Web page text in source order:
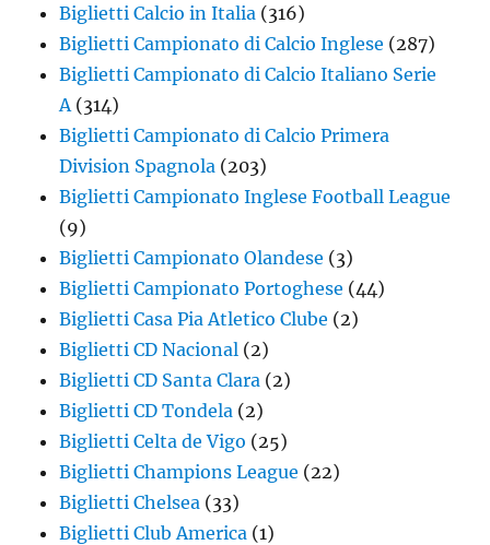
Biglietti Calcio in Italia (316)
Biglietti Campionato di Calcio Inglese (287)
Biglietti Campionato di Calcio Italiano Serie
A (314)
Biglietti Campionato di Calcio Primera
Division Spagnola (203)
Biglietti Campionato Inglese Football League
(9)
Biglietti Campionato Olandese (3)
Biglietti Campionato Portoghese (44)
Biglietti Casa Pia Atletico Clube (2)
Biglietti CD Nacional (2)
Biglietti CD Santa Clara (2)
Biglietti CD Tondela (2)
Biglietti Celta de Vigo (25)
Biglietti Champions League (22)
Biglietti Chelsea (33)
Biglietti Club America (1)